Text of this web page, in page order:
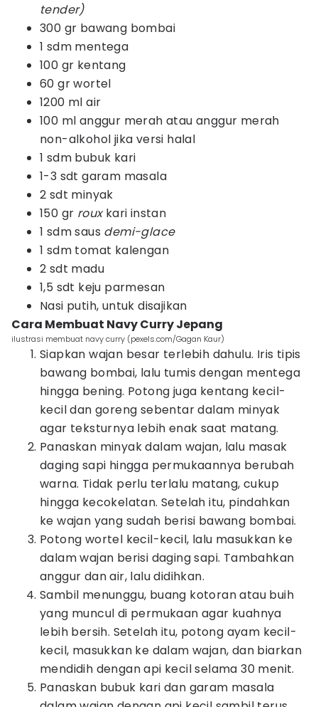
tender)
300 gr bawang bombai
1 sdm mentega
100 gr kentang
60 gr wortel
1200 ml air
100 ml anggur merah atau anggur merah
non-alkohol jika versi halal
1 sdm bubuk kari
1-3 sdt garam masala
2 sdt minyak
150 gr rouxkari instan
1 sdm saus demi-glace
1 sdm tomat kalengan
2 sdt madu
1,5 sdt keju parmesan
Nasi putih, untuk disajikan
Cara Membuat Navy Curry Jepang
ilustrasi membuat navy curry (pexels.com/Gagan Kaur)
Siapkan wajan besar terlebih dahulu. Iris tipis
bawang bombai, lalu tumis dengan mentega
hingga bening. Potong juga kentang kecil-
kecil dan goreng sebentar dalam minyak
agar teksturnya lebih enak saat matang.
Panaskan minyak dalam wajan, lalu masak
daging sapi hingga permukaannya berubah
warna. Tidak perlu terlalu matang, cukup
hingga kecokelatan. Setelah itu, pindahkan
ke wajan yang sudah berisi bawang bombai.
Potong wortel kecil-kecil, lalu masukkan ke
dalam wajan berisi daging sapi. Tambahkan
anggur dan air, lalu didihkan.
Sambil menunggu, buang kotoran atau buih
yang muncul di permukaan agar kuahnya
lebih bersih. Setelah itu, potong ayam kecil-
kecil, masukkan ke dalam wajan, dan biarkan
mendidih dengan api kecil selama 30 menit.
Panaskan bubuk kari dan garam masala